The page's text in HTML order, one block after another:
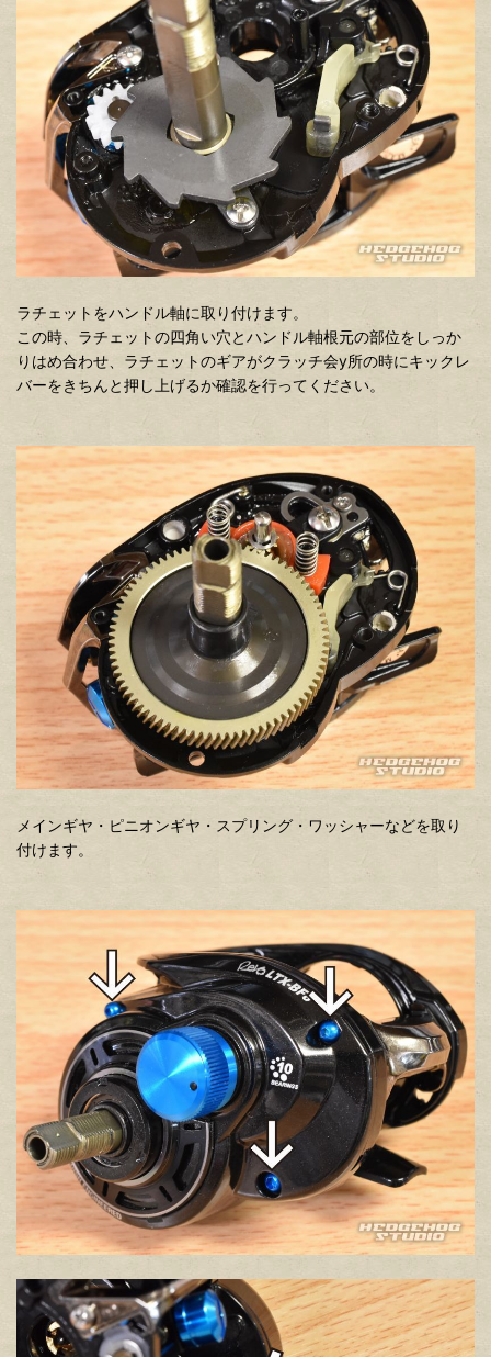
ラチェットをハンドル軸に取り付けます。
この時、ラチェットの四角い穴とハンドル軸根元の部位をしっか
りはめ合わせ、ラチェットのギアがクラッチ会y所の時にキックレ
バーをきちんと押し上げるか確認を行ってください。
メインギヤ・ピニオンギヤ・スプリング・ワッシャーなどを取り
付けます。